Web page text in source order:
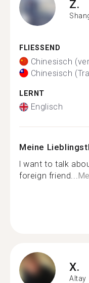
Z.
FLIESSEND
Chinesisch
Chinesisch
LERNT
Englisch
Meine
l want to talk
foreign friend...
X.
Altay